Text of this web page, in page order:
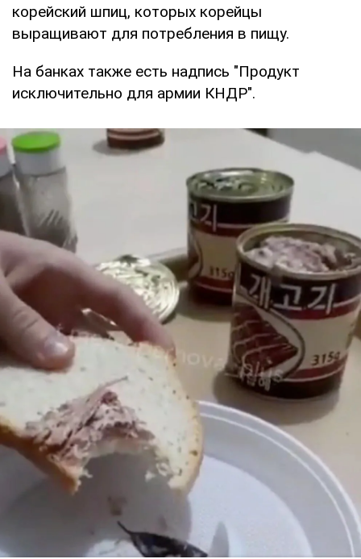
корейский шпиц, которых корейцы
выращивают для потребления в пищу.
На банках также есть надпись "Продукт
исключительно для армии КНДР".